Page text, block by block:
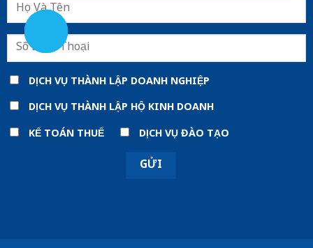
DỊCH VỤ THÀNH LẬP DOANH NGHIỆP
DỊCH VỤ THÀNH LẬP HỘ KINH DOANH
KẾ TOÁN THUẾ
DỊCH VỤ ĐÀO TẠO